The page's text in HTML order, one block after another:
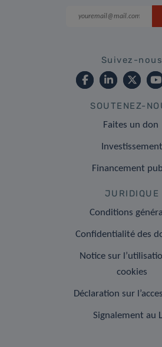
Suivez-nous
SOUTENEZ-
Faites un don
Investissement
Financement
JURIDIQUE
Conditions
Confidentialité des
Notice sur
cookies
Déclaration sur
Signalement au